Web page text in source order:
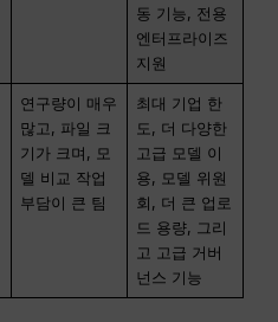
동 기능, 전용
엔터프라이즈
지원
연구량이 매우
많고, 파일 크
기가 크며, 모
델 비교 작업
부담이 큰 팀
최대 기업 한
도, 더 다양한
고급 모델 이
용, 모델 위원
회, 더 큰 업로
드 용량, 그리
고 고급 거버
넌스 기능